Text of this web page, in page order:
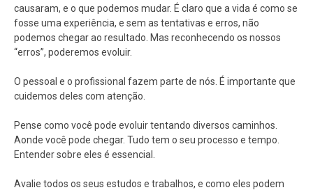
causaram, e o que podemos mudar. É claro que a vida é como se
fosse uma experiência, e sem as tentativas e erros, não
podemos chegar ao resultado. Mas reconhecendo os nossos
“erros”, poderemos evoluir.
O pessoal e o profissional fazem parte de nós. É importante que
cuidemos deles com atenção.
Pense como você pode evoluir tentando diversos caminhos.
Aonde você pode chegar. Tudo tem o seu processo e tempo.
Entender sobre eles é essencial.
Avalie todos os seus estudos e trabalhos, e como eles podem